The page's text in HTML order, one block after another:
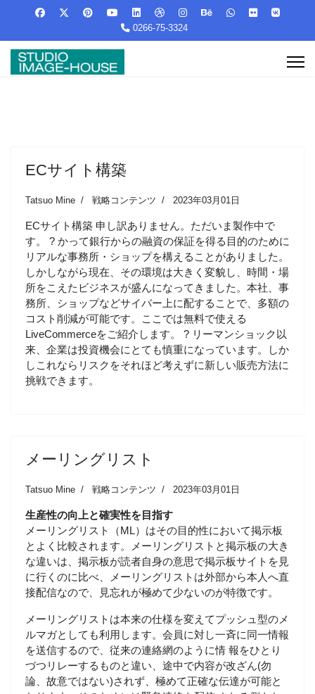
0266-75-3324
ECサイト構築
Tatsuo Mine 戦略コンテンツ 2023年03月01日
ECサイト構築 申し訳ありません。ただいま製作中で
す。 ? かって銀行からの融資の保証を得る目的のために
リアルな事務所・ショップを構えることがありました。
しかしながら現在、その環境は大きく変貌し、時間・場
所をこえたビジネスが盛んになってきました。本社、事
務所、ショップなどサイバー上に配することで、多額の
コスト削減が可能です。ここでは無料で使える
LiveCommerceをご紹介します。 ? リーマンショック以
来、企業は投資機会にとても慎重になっています。しか
しこれならリスクをそれほど考えずに新しい販売方法に
挑戦できます。
メーリングリスト
Tatsuo Mine 戦略コンテンツ 2023年03月01日
生産性の向上と確実性を目指す
メーリングリスト（ML）はその目的性において掲示板
とよく比較されます。メーリングリストと掲示板の大き
な違いは、掲示板が読者自身の意思で掲示板サイトを見
に行くのに比べ、メーリングリストは外部から本人へ直
接配信なので、見忘れが極めて少ないのが特徴です。
メーリングリストは本来の仕様を変えてプッシュ型のメ
ルマガとしても利用します。会員に対し一斉に同一情報
を送信するので、従来の連絡網のように情 報をひとり
づつリレーするものと違い、途中で内容が改ざん(勿
論、故意ではない)されず、極めて正確な伝達が可能と